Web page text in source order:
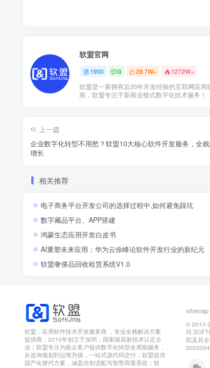
软盟官网
1900 0 28.7W+ 1272W+
软盟是一家拥有近20年开发经验的互联网应用
商，软盟专注于新商业模式数字化技术服务！
上一篇
企业数字化转型不用愁？软盟10大核心软件开发服务，全
增长
相关推荐
电子商务平台开发公司的选择过程中,如何避免踩坑
数字藏品平台、APP搭建
鸿蒙生态应用开发白皮书
AI重塑未来应用：华为云徐峰论软件开发行业的新纪元
软盟奢侈品回收租赁系统V1.0
软盟，应用软件技术开发服务商 ，专业全栈解决方案
提供商，2010年创立于深圳，国家级高新技术认定企
业；软盟专注为政企客户提供数字化转型全周期服务，
从咨询规划到运维升级，一站式源代码交付；软盟提供
国产化替代方案，涵盖信创适配与智慧商显系统；软
sitemap
© 2010-
司
院及其